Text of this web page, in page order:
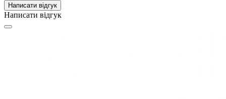
Написати відгук
Написати відгук